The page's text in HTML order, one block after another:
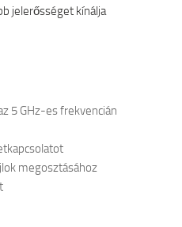
jelerősséget kínálja
5 GHz-es frekvencián
megosztásához